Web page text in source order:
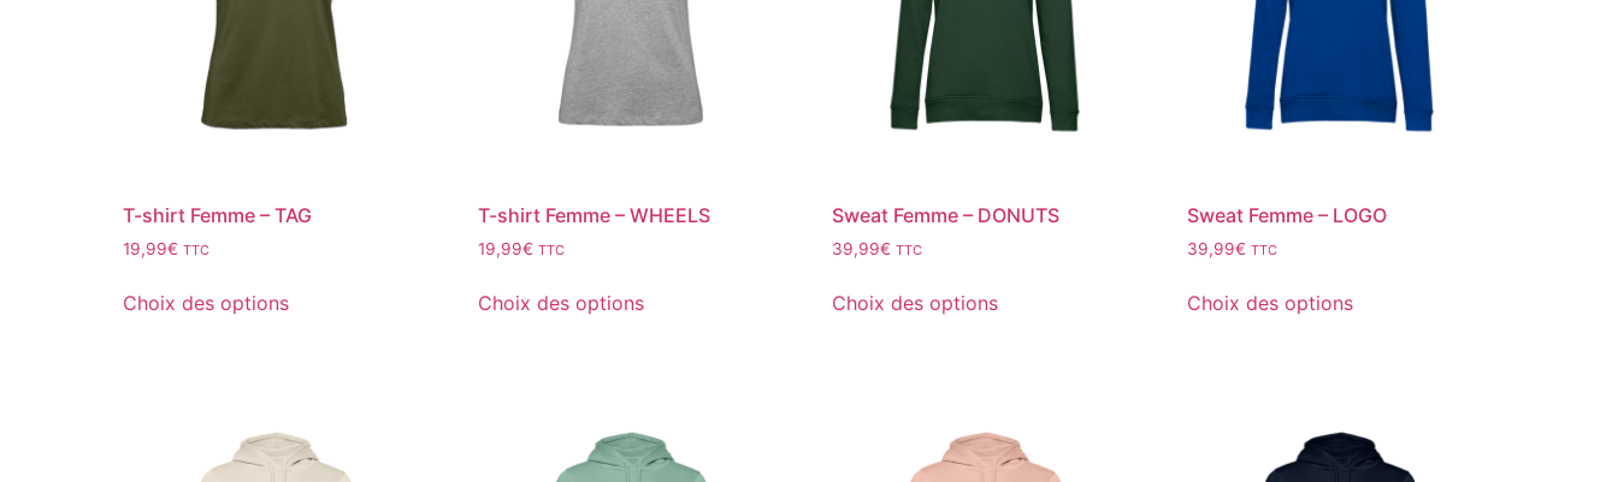
T-shirt Femme – TAG
19,99€ TTC
Choix des options
T-shirt Femme – WHEELS
19,99€ TTC
Choix des options
Sweat Femme – DONUTS
39,99€ TTC
Choix des options
Sweat Femme – LOGO
39,99€ TTC
Choix des options